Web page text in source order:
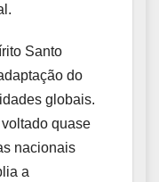
Santo
do
globais.
quase
nacionais
a